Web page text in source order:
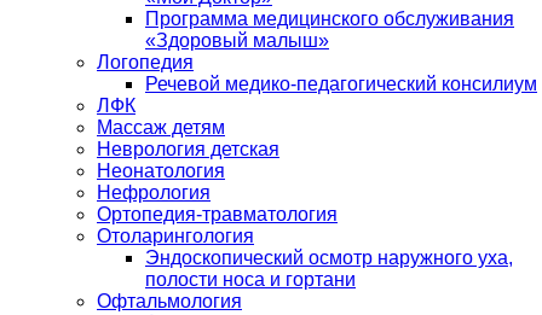
Программа медицинского обслуживания
«Здоровый малыш»
Логопедия
Речевой медико-педагогический консилиум
ЛФК
Массаж детям
Неврология детская
Неонатология
Нефрология
Ортопедия-травматология
Отоларингология
Эндоскопический осмотр наружного уха,
полости носа и гортани
Офтальмология